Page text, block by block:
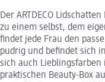
Der ARTDECO
zu einem selbst, dem
findet jede Frau den
pudrig und befindet sich
sich auch
praktischen Beauty-Box